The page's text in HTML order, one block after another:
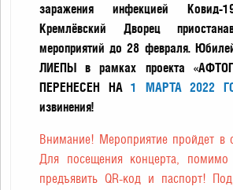
заражения инфекцией Ковид-
Кремлёвский Дворец
мероприятий до 28 февраля.
ЛИЕПЫ в рамках проекта
ПЕРЕНЕСЕН НА1 МАРТА 2022
извинения!
Внимание! Мероприятие пройдет в
Для посещения концерта, помимо
предъявить QR-код и паспорт!